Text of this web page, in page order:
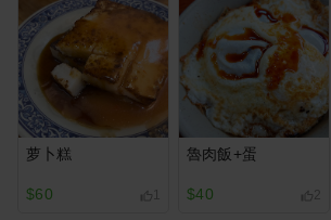
萝卜糕
$60
魯肉飯+蛋
$40 2